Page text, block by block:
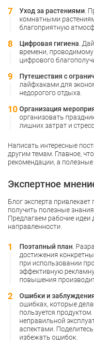
Уход за растениями .
комнатными
благоприятную
Цифровая гигиена .
времени,
цифрового
Путешествия с
лайфхаками для
недорогого отдыха.
Организация
организовать
лишних затрат и
Написать интересные
другим темам. Главное,
рекомендации, а
Экспертное
Блог эксперта
получить полезные
Предлагаем рабочие идеи
направленности.
Поэтапный план .
достижения
при использовании
эффективную
повышения
Ошибки и
ошибках, которые
пользуется
неправильной
аспектами.
избежать ошибок.